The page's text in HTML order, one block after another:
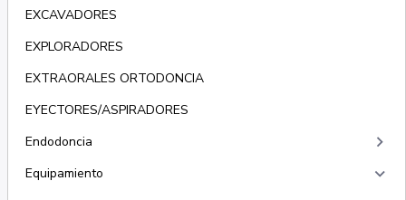
EXCAVADORES
EXPLORADORES
EXTRAORALES ORTODONCIA
EYECTORES/ASPIRADORES
Endodoncia
keyboard_arrow_right
Equipamiento keyboard_arrow_right